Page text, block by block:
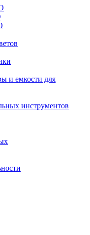
и емкости для
инструментов